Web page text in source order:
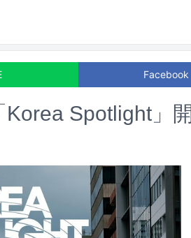
Facebook
Spotlight」開